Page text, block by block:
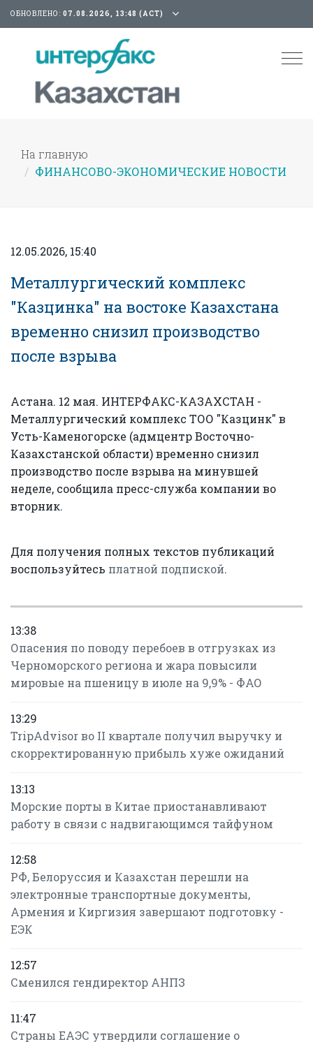
ОБНОВЛЕНО: 07.08.2026, 13:48 (АСТ)
На главную
ФИНАНСОВО-ЭКОНОМИЧЕСКИЕ НОВОСТИ
12.05.2026, 15:40
Металлургический комплекс
"Казцинка" на востоке Казахстана
временно снизил производство
после взрыва
Астана. 12 мая. ИНТЕРФАКС-КАЗАХСТАН -
Металлургический комплекс ТОО "Казцинк" в
Усть-Каменогорске (адмцентр Восточно-
Казахстанской области) временно снизил
производство после взрыва на минувшей
неделе, сообщила пресс-служба компании во
вторник.
Для получения полных текстов публикаций
воспользуйтесь платной подпиской.
13:38
Опасения по поводу перебоев в отгрузках из
Черноморского региона и жара повысили
мировые на пшеницу в июле на 9,9% - ФАО
13:29
TripAdvisor во II квартале получил выручку и
скорректированную прибыль хуже ожиданий
13:13
Морские порты в Китае приостанавливают
работу в связи с надвигающимся тайфуном
12:58
РФ, Белоруссия и Казахстан перешли на
электронные транспортные документы,
Армения и Киргизия завершают подготовку -
ЕЭК
12:57
Сменился гендиректор АНПЗ
11:47
Страны ЕАЭС утвердили соглашение о